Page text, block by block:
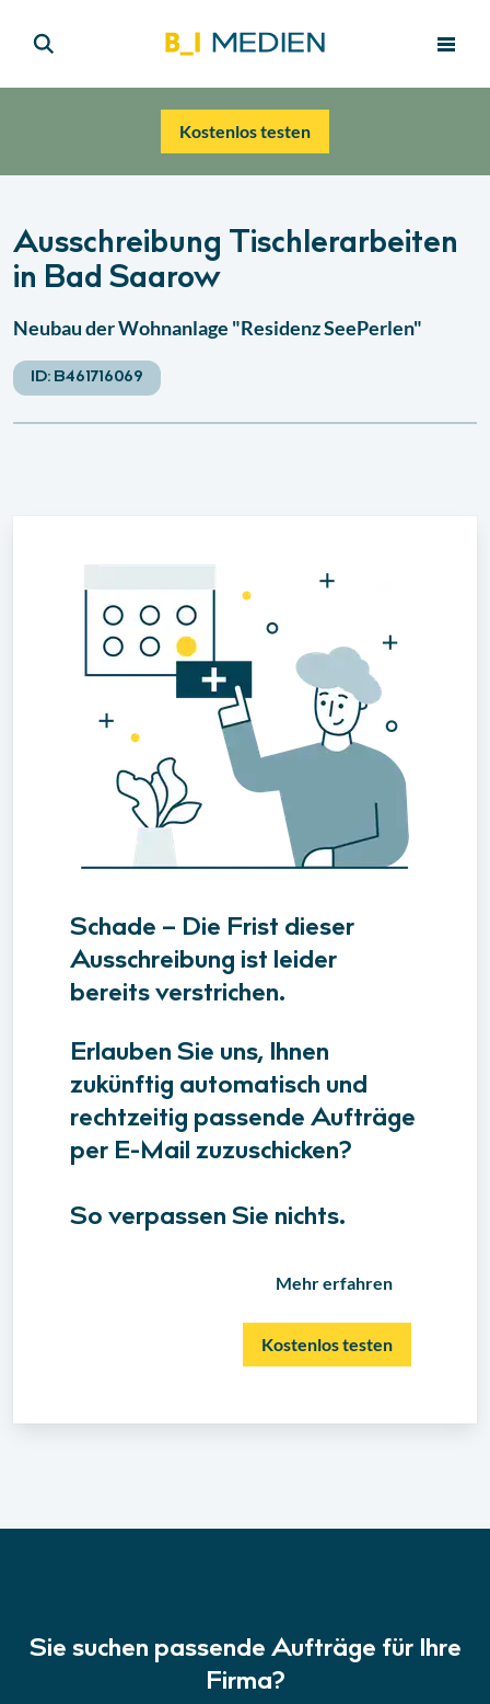
Kostenlos testen
Ausschreibung Tischlerarbeiten
in Bad Saarow
Neubau der Wohnanlage "Residenz SeePerlen"
ID: B461716069
Schade – Die Frist dieser
Ausschreibung ist leider
bereits verstrichen.
Erlauben Sie uns, Ihnen
zukünftig automatisch und
rechtzeitig passende Aufträge
per E-Mail zuzuschicken?
So verpassen Sie nichts.
Mehr erfahren
Kostenlos testen
Sie suchen passende Aufträge für Ihre
Firma?